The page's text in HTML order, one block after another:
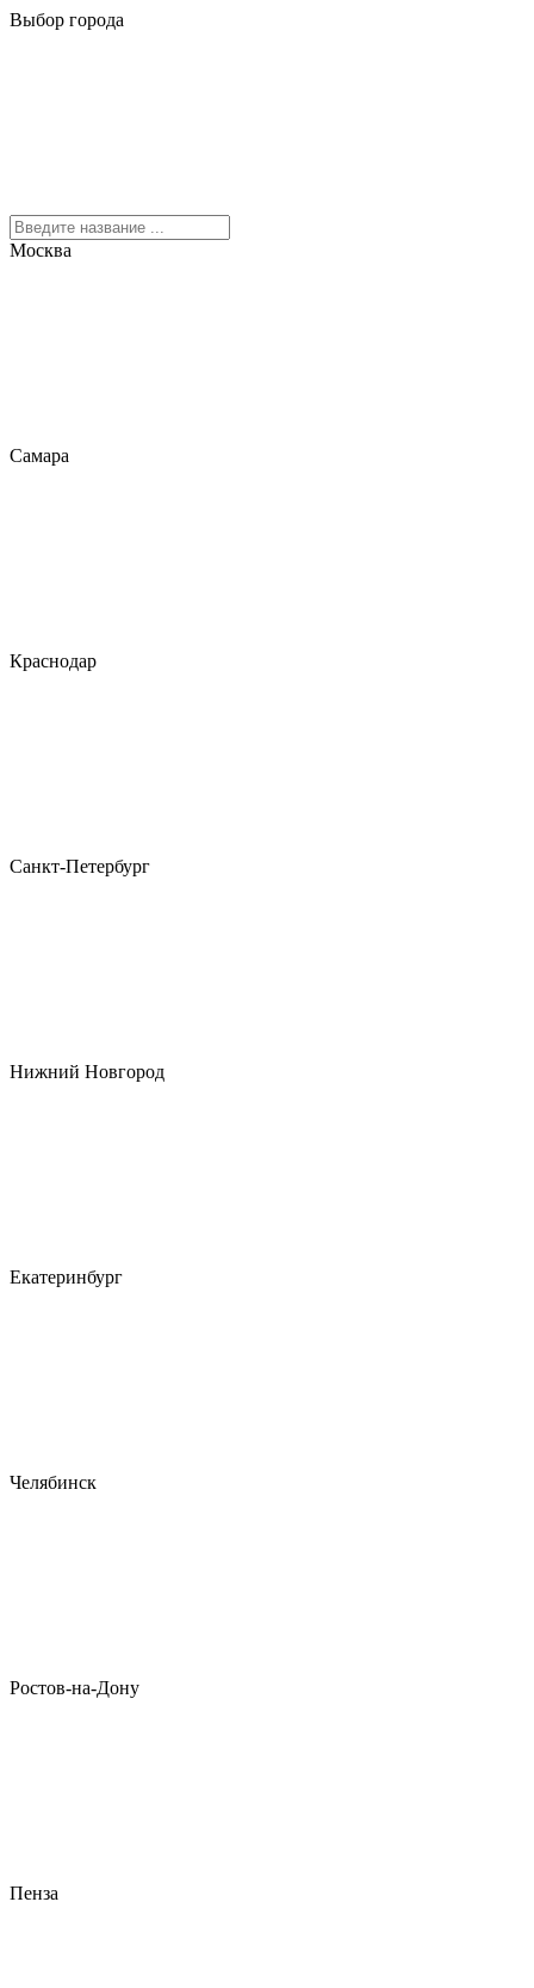
Выбор города
Москва
Самара
Краснодар
Санкт-Петербург
Нижний Новгород
Екатеринбург
Челябинск
Ростов-на-Дону
Пенза